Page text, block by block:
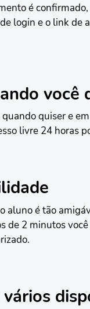
é
login e o link de
você
quiser e
livre 24 horas
aluno é tão
de 2 minutos